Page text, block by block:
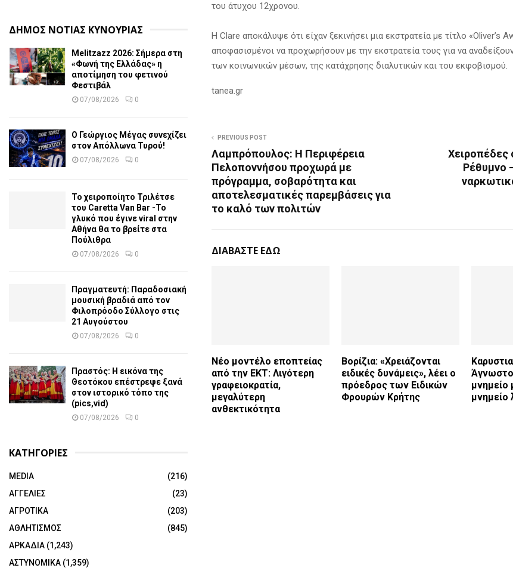
του άτυχου 12χρονου.
Η Clare αποκάλυψε ότι είχαν ξεκινήσει μια εκστρατεία με τίτλο «Oliver’s
αποφασισμένοι να προχωρήσουν με την εκστρατεία τους για να
των κοινωνικών μέσων, της κατάχρησης διαλυτικών και του εκφοβισμού.
tanea.gr
PREVIOUS POST
Λαμπρόπουλος: Η Περιφέρεια
Πελοποννήσου προχωρά με
πρόγραμμα, σοβαρότητα και
αποτελεσματικές παρεμβάσεις για
το καλό των πολιτών
Χειροπέδες
Ρέθυμνο
ΔΙΑΒΑΣΤΕ ΕΔΩ
Νέο μοντέλο εποπτείας
από την ΕΚΤ: Λιγότερη
γραφειοκρατία,
μεγαλύτερη
ανθεκτικότητα
Βορίζια: «Χρειάζονται
ειδικές δυνάμεις», λέει ο
πρόεδρος των Ειδικών
Φρουρών Κρήτης
μνημείο
μνημείο
ΔΗΜΟΣ ΝΟΤΙΑΣ ΚΥΝΟΥΡΙΑΣ
Melitzazz 2026: Σήμερα στη
«Φωνή της Ελλάδας» η
αποτίμηση του φετινού
Φεστιβάλ
07/08/2026 0
Ο Γεώργιος Μέγας συνεχίζει
στον Απόλλωνα Τυρού!
07/08/2026 0
Το χειροποίητο Τριλέτσε
του Caretta Van Bar -Το
γλυκό που έγινε viral στην
Αθήνα θα το βρείτε στα
Πούλιθρα
07/08/2026 0
Πραγματευτή: Παραδοσιακή
μουσική βραδιά από τον
Φιλοπρόοδο Σύλλογο στις
21 Αυγούστου
07/08/2026 0
Πραστός: Η εικόνα της
Θεοτόκου επέστρεψε ξανά
στον ιστορικό τόπο της
(pics,vid)
07/08/2026 0
ΚΑΤΗΓΟΡΙΕΣ
MEDIA
(216)
ΑΓΓΕΛΙΕΣ
(23)
ΑΓΡΟΤΙΚΑ
(203)
ΑΘΛΗΤΙΣΜΟΣ
(845)
ΑΡΚΑΔΙΑ (1,243)
ΑΣΤΥΝΟΜΙΚΑ (1,359)